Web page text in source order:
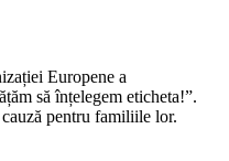
Europene a
să înțelegem eticheta!”.
pentru familiile lor.